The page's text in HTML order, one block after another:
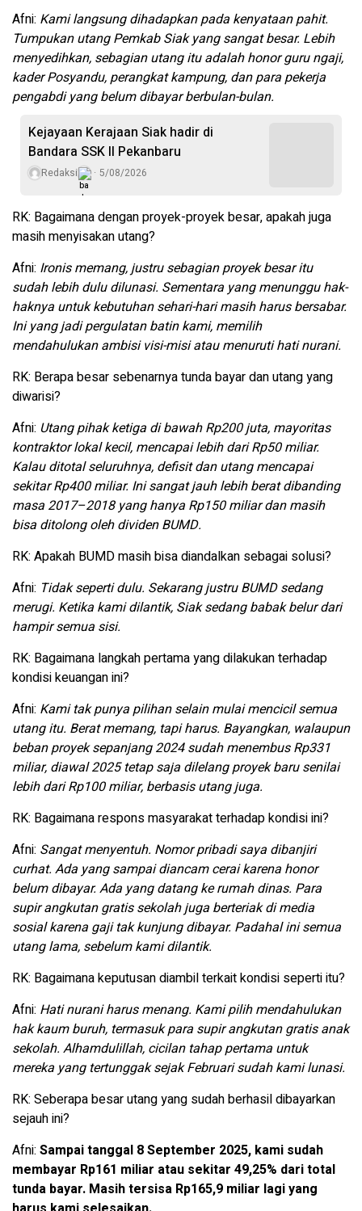
Afni: Kami langsung dihadapkan pada kenyataan pahit.
Tumpukan utang Pemkab Siak yang sangat besar. Lebih
menyedihkan, sebagian utang itu adalah honor guru ngaji,
kader Posyandu, perangkat kampung, dan para pekerja
pengabdi yang belum dibayar berbulan-bulan.
Kejayaan Kerajaan Siak hadir di
Bandara SSK II Pekanbaru
Redaksi 5/08/2026
RK: Bagaimana dengan proyek-proyek besar, apakah juga
masih menyisakan utang?
Afni: Ironis memang, justru sebagian proyek besar itu
sudah lebih dulu dilunasi. Sementara yang menunggu hak-
haknya untuk kebutuhan sehari-hari masih harus bersabar.
Ini yang jadi pergulatan batin kami, memilih
mendahulukan ambisi visi-misi atau menuruti hati nurani.
RK: Berapa besar sebenarnya tunda bayar dan utang yang
diwarisi?
Afni: Utang pihak ketiga di bawah Rp200 juta, mayoritas
kontraktor lokal kecil, mencapai lebih dari Rp50 miliar.
Kalau ditotal seluruhnya, defisit dan utang mencapai
sekitar Rp400 miliar. Ini sangat jauh lebih berat dibanding
masa 2017–2018 yang hanya Rp150 miliar dan masih
bisa ditolong oleh dividen BUMD.
RK: Apakah BUMD masih bisa diandalkan sebagai solusi?
Afni: Tidak seperti dulu. Sekarang justru BUMD sedang
merugi. Ketika kami dilantik, Siak sedang babak belur dari
hampir semua sisi.
RK: Bagaimana langkah pertama yang dilakukan terhadap
kondisi keuangan ini?
Afni: Kami tak punya pilihan selain mulai mencicil semua
utang itu. Berat memang, tapi harus. Bayangkan, walaupun
beban proyek sepanjang 2024 sudah menembus Rp331
miliar, diawal 2025 tetap saja dilelang proyek baru senilai
lebih dari Rp100 miliar, berbasis utang juga.
RK: Bagaimana respons masyarakat terhadap kondisi ini?
Afni: Sangat menyentuh. Nomor pribadi saya dibanjiri
curhat. Ada yang sampai diancam cerai karena honor
belum dibayar. Ada yang datang ke rumah dinas. Para
supir angkutan gratis sekolah juga berteriak di media
sosial karena gaji tak kunjung dibayar. Padahal ini semua
utang lama, sebelum kami dilantik.
RK: Bagaimana keputusan diambil terkait kondisi seperti itu?
Afni: Hati nurani harus menang. Kami pilih mendahulukan
hak kaum buruh, termasuk para supir angkutan gratis anak
sekolah. Alhamdulillah, cicilan tahap pertama untuk
mereka yang tertunggak sejak Februari sudah kami lunasi.
RK: Seberapa besar utang yang sudah berhasil dibayarkan
sejauh ini?
Afni: Sampai tanggal 8 September 2025, kami sudah
membayar Rp161 miliar atau sekitar 49,25% dari total
tunda bayar. Masih tersisa Rp165,9 miliar lagi yang